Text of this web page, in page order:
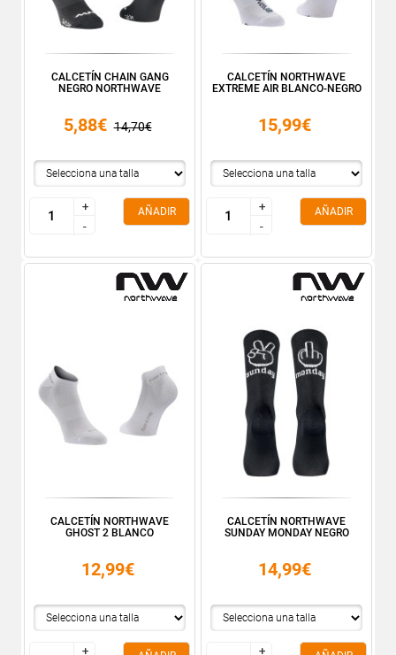
CALCETÍN CHAIN GANG
NEGRO NORTHWAVE
5,88€ 14,70€
+
-
+
-
AÑADIR
CALCETÍN NORTHWAVE
EXTREME AIR BLANCO-NEGRO
15,99€
+
-
+
-
AÑADIR
CALCETÍN NORTHWAVE
GHOST 2 BLANCO
12,99€
+
+
CALCETÍN NORTHWAVE
SUNDAY MONDAY NEGRO
14,99€
+
+